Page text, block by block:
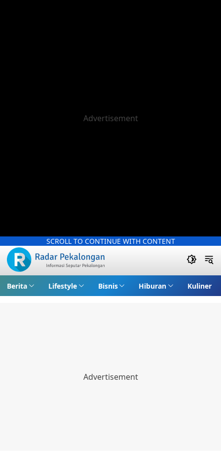
SCROLL TO CONTINUE WITH CONTENT
Berita Lifestyle Bisnis Hiburan Kuliner